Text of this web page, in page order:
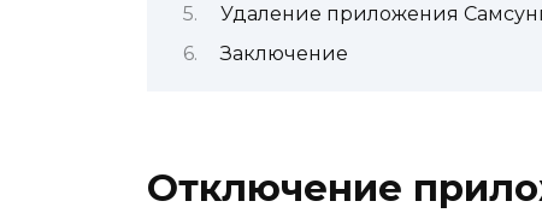
Удаление приложения
Заключение
Отключение